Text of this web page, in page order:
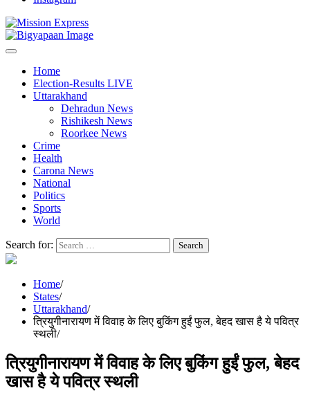
Home
Election-Results LIVE
Uttarakhand
Dehradun News
Rishikesh News
Roorkee News
Crime
Health
Carona News
National
Politics
Sports
World
Search for:
Home
States
Uttarakhand
त्रियुगीनारायण में विवाह के लिए बुकिंग हुईं फुल, बेहद खास है ये पवित्र
स्थली
त्रियुगीनारायण में विवाह के लिए बुकिंग हुईं फुल, बेहद
खास है ये पवित्र स्थली